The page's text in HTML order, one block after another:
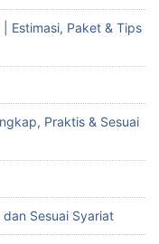
Estimasi, Paket & Tips
Praktis & Sesuai
Sesuai Syariat